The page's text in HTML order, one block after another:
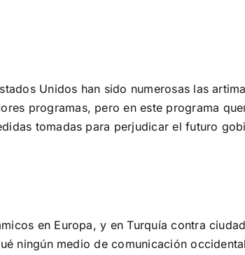
Unidos han sido numerosas las
programas, pero en este programa
tomadas para perjudicar el futuro
en Europa, y en Turquía contra
ningún medio de comunicación